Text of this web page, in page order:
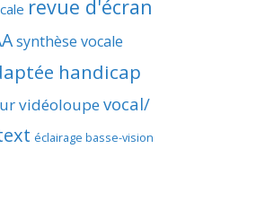
revue d'écran
synthèse vocale
handicap
vidéoloupevocal/
éclairage basse-vision